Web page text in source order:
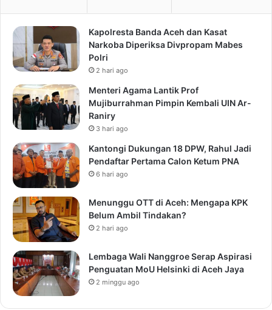
Kapolresta Banda Aceh dan Kasat
Narkoba Diperiksa Divpropam Mabes
Polri
2 hari ago
Menteri Agama Lantik Prof
Mujiburrahman Pimpin Kembali UIN Ar-
Raniry
3 hari ago
Kantongi Dukungan 18 DPW, Rahul Jadi
Pendaftar Pertama Calon Ketum PNA
6 hari ago
Menunggu OTT di Aceh: Mengapa KPK
Belum Ambil Tindakan?
2 hari ago
Lembaga Wali Nanggroe Serap Aspirasi
Penguatan MoU Helsinki di Aceh Jaya
2 minggu ago